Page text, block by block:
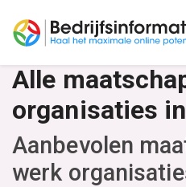
Alle
organisaties
Aanbevolen
werk